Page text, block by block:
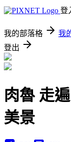
登
我的部落格 我
登出
肉魯 走
美景